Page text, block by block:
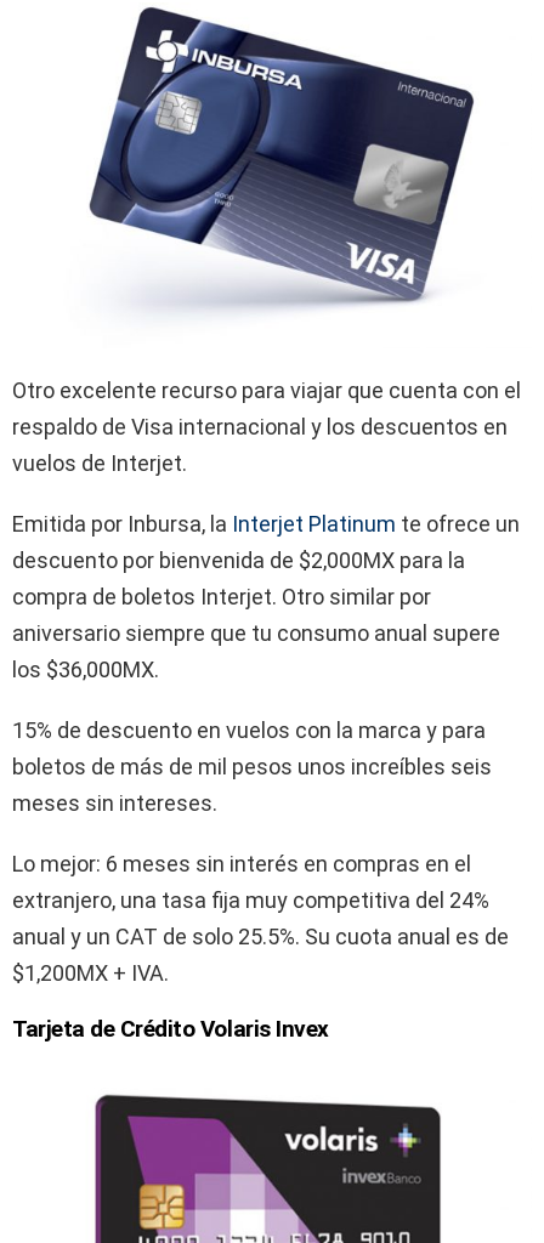
Otro excelente recurso para viajar que cuenta con el
respaldo de Visa internacional y los descuentos en
vuelos de Interjet.
Emitida por Inbursa, la Interjet Platinum te ofrece un
descuento por bienvenida de $2,000MX para la
compra de boletos Interjet. Otro similar por
aniversario siempre que tu consumo anual supere
los $36,000MX.
15% de descuento en vuelos con la marca y para
boletos de más de mil pesos unos increíbles seis
meses sin intereses.
Lo mejor: 6 meses sin interés en compras en el
extranjero, una tasa fija muy competitiva del 24%
anual y un CAT de solo 25.5%. Su cuota anual es de
$1,200MX + IVA.
Tarjeta de Crédito Volaris Invex